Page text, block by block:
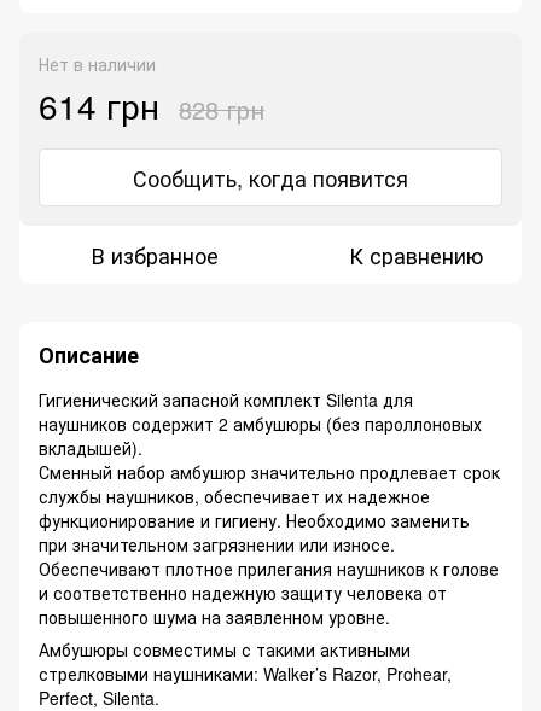
Нет в наличии
614 грн 828 грн
Сообщить, когда появится
В избранное К сравнению
Описание
Гигиенический запасной комплект Silenta для
наушников содержит 2 амбушюры (без пароллоновых
вкладышей).
Сменный набор амбушюр значительно продлевает срок
службы наушников, обеспечивает их надежное
функционирование и гигиену. Необходимо заменить
при значительном загрязнении или износе.
Обеспечивают плотное прилегания наушников к голове
и соответственно надежную защиту человека от
повышенного шума на заявленном уровне.
Амбушюры совместимы с такими активными
стрелковыми наушниками: Walker’s Razor, Prohear,
Perfect, Silenta.